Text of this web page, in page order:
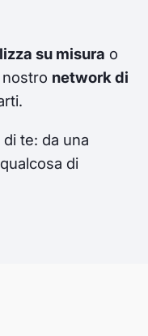
su misura o
network di
te: da una
di